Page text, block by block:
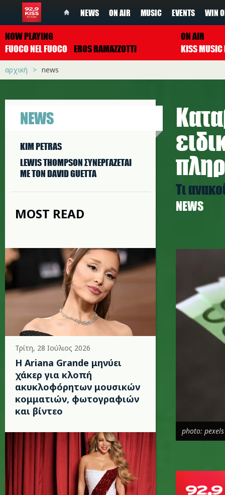
NEWS ON AIR MUSIC EVENTS WIN
NOW PLAYING
FUOCO NEL FUOCO EROS RAMAZZOTTI
ON AIR
αρχική news
NEWS
KIM PETRAS
LEWIS THOMPSON ΣΥΝΕΡΓAΖΕΤΑΙ
ΜΕ ΤΟΝ DAVID GUETTA
MOST READ
Τρίτη, 28 Ιούλιος 2026
Η Ariana Grande μηνύει
χάκερ για κλοπή
ακυκλοφόρητων μουσικών
κομματιών, φωτογραφιών
και βίντεο
Τι
NEWS
photo: pexels